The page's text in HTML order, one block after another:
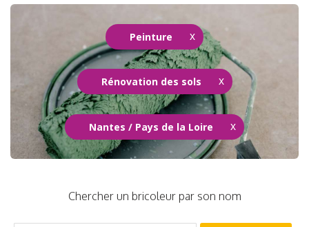
Peinture
Rénovation des sols
Nantes / Pays de la Loire
Chercher un bricoleur par son nom